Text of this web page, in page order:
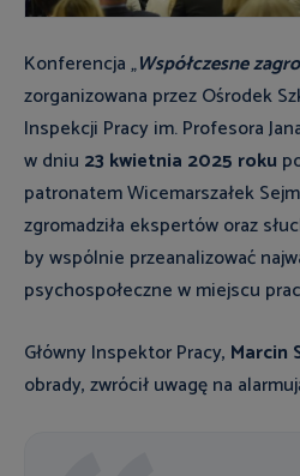
Konferencja „Współczesne
zorganizowana przez Ośrodek
Inspekcji Pracy im. Profesora
w dniu 23 kwietnia 2025 roku
patronatem Wicemarszałek
zgromadziła ekspertów oraz
by wspólnie przeanalizować
psychospołeczne w miejscu
Główny Inspektor Pracy, Marcin
obrady, zwrócił uwagę na